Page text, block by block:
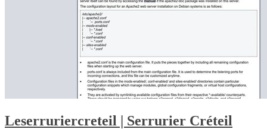
Leser­ruriercre­teil | Serrurier Créteil